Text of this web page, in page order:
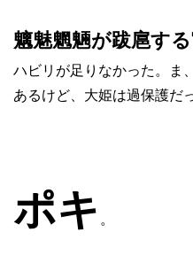
魑魅魍魎が跋扈す
ハビリが足りなかった。ま
あるけど、大姫は過保護だ
ポキ 。